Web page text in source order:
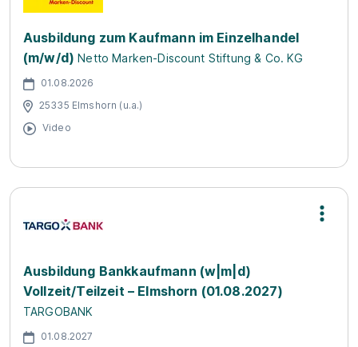
Ausbildung zum Kaufmann im Einzelhandel
(m/w/d) Netto Marken-Discount Stiftung & Co. KG
01.08.2026
25335 Elmshorn (u.a.)
Video
Ausbildung Bankkaufmann (w|m|d)
Vollzeit/Teilzeit – Elmshorn (01.08.2027)
TARGOBANK
01.08.2027